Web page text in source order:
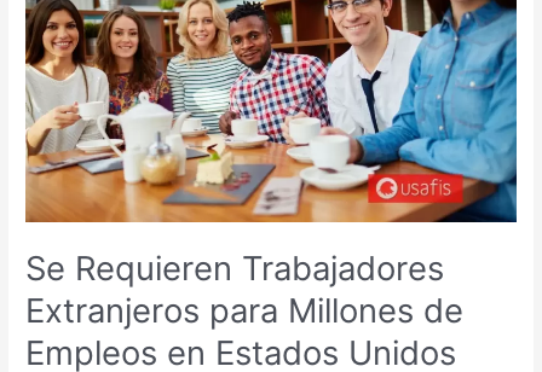
Se Requieren Trabajadores
Extranjeros para Millones de
Empleos en Estados Unidos
Trabajadores
Extranjeros
para
Millones
de
Empleos
en
Estados
Unidos